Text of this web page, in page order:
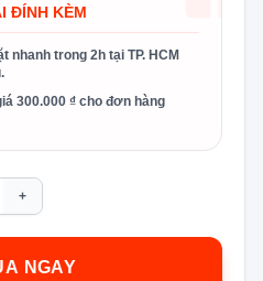
ĐÍNH KÈM
nhanh trong 2h tại TP. HCM
300.000 ₫ cho đơn hàng
+
NGAY